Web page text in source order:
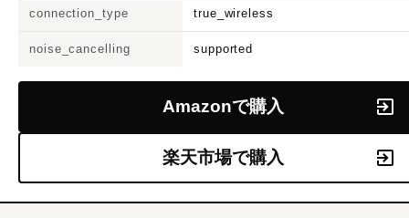
connection_type true_wireless
noise_cancelling supported
Amazonで購入
楽天市場で購入